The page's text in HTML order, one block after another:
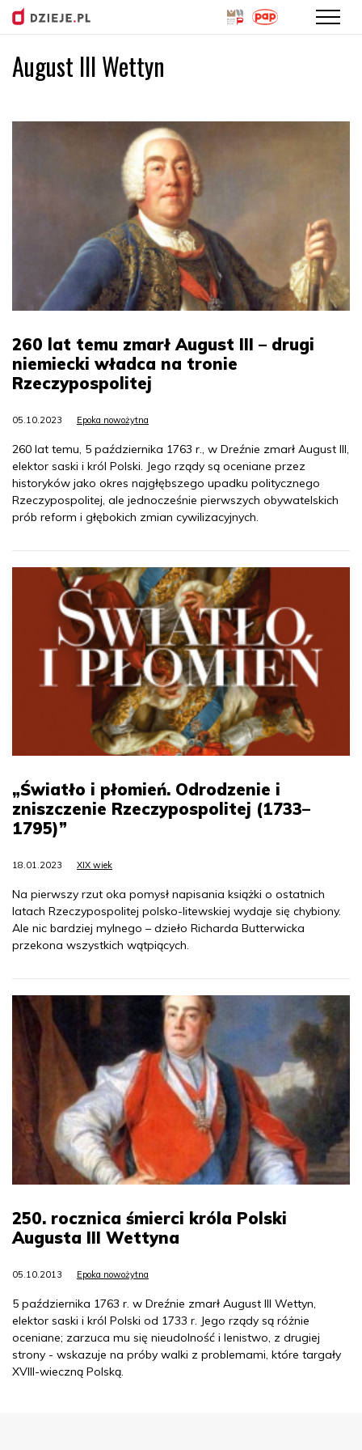
August III Wettyn
260 lat temu zmarł August III – drugi
niemiecki władca na tronie
Rzeczypospolitej
05.10.2023 Epoka nowożytna
260 lat temu, 5 października 1763 r., w Dreźnie zmarł August III,
elektor saski i król Polski. Jego rządy są oceniane przez
historyków jako okres najgłębszego upadku politycznego
Rzeczypospolitej, ale jednocześnie pierwszych obywatelskich
prób reform i głębokich zmian cywilizacyjnych.
„Światło i płomień. Odrodzenie i
zniszczenie Rzeczypospolitej (1733–
1795)”
18.01.2023 XIX wiek
Na pierwszy rzut oka pomysł napisania książki o ostatnich
latach Rzeczypospolitej polsko-litewskiej wydaje się chybiony.
Ale nic bardziej mylnego – dzieło Richarda Butterwicka
przekona wszystkich wątpiących.
250. rocznica śmierci króla Polski
Augusta III Wettyna
05.10.2013 Epoka nowożytna
5 października 1763 r. w Dreźnie zmarł August III Wettyn,
elektor saski i król Polski od 1733 r. Jego rządy są różnie
oceniane; zarzuca mu się nieudolność i lenistwo, z drugiej
strony - wskazuje na próby walki z problemami, które targały
XVIII-wieczną Polską.